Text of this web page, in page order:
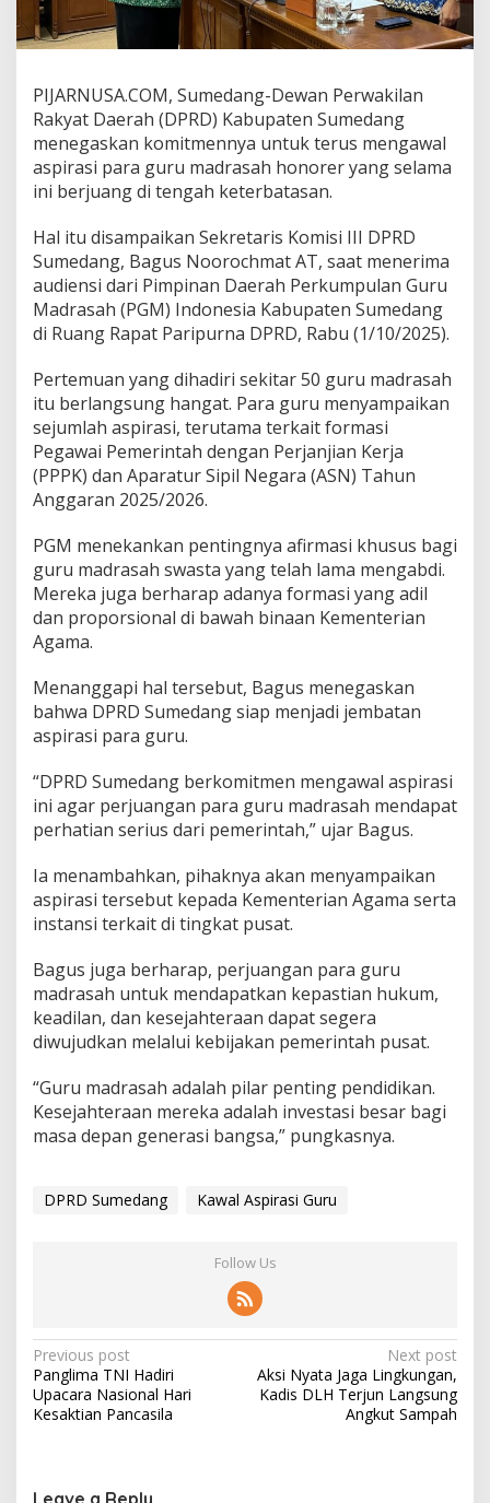
PIJARNUSA.COM, Sumedang-Dewan Perwakilan
Rakyat Daerah (DPRD) Kabupaten Sumedang
menegaskan komitmennya untuk terus mengawal
aspirasi para guru madrasah honorer yang selama
ini berjuang di tengah keterbatasan.
Hal itu disampaikan Sekretaris Komisi III DPRD
Sumedang, Bagus Noorochmat AT, saat menerima
audiensi dari Pimpinan Daerah Perkumpulan Guru
Madrasah (PGM) Indonesia Kabupaten Sumedang
di Ruang Rapat Paripurna DPRD, Rabu (1/10/2025).
Pertemuan yang dihadiri sekitar 50 guru madrasah
itu berlangsung hangat. Para guru menyampaikan
sejumlah aspirasi, terutama terkait formasi
Pegawai Pemerintah dengan Perjanjian Kerja
(PPPK) dan Aparatur Sipil Negara (ASN) Tahun
Anggaran 2025/2026.
PGM menekankan pentingnya afirmasi khusus bagi
guru madrasah swasta yang telah lama mengabdi.
Mereka juga berharap adanya formasi yang adil
dan proporsional di bawah binaan Kementerian
Agama.
Menanggapi hal tersebut, Bagus menegaskan
bahwa DPRD Sumedang siap menjadi jembatan
aspirasi para guru.
“DPRD Sumedang berkomitmen mengawal aspirasi
ini agar perjuangan para guru madrasah mendapat
perhatian serius dari pemerintah,” ujar Bagus.
Ia menambahkan, pihaknya akan menyampaikan
aspirasi tersebut kepada Kementerian Agama serta
instansi terkait di tingkat pusat.
Bagus juga berharap, perjuangan para guru
madrasah untuk mendapatkan kepastian hukum,
keadilan, dan kesejahteraan dapat segera
diwujudkan melalui kebijakan pemerintah pusat.
“Guru madrasah adalah pilar penting pendidikan.
Kesejahteraan mereka adalah investasi besar bagi
masa depan generasi bangsa,” pungkasnya.
DPRD Sumedang Kawal Aspirasi Guru
Follow Us
Post
navigation
Previous post
Panglima TNI Hadiri
Upacara Nasional Hari
Kesaktian Pancasila
Next post
Aksi Nyata Jaga Lingkungan,
Kadis DLH Terjun Langsung
Angkut Sampah